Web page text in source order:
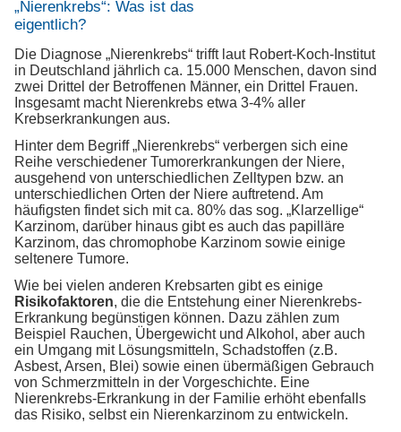
„Nierenkrebs“: Was ist das
eigentlich?
Die Diagnose „Nierenkrebs“ trifft laut Robert-Koch-Institut
in Deutschland jährlich ca. 15.000 Menschen, davon sind
zwei Drittel der Betroffenen Männer, ein Drittel Frauen.
Insgesamt macht Nierenkrebs etwa 3-4% aller
Krebserkrankungen aus.
Hinter dem Begriff „Nierenkrebs“ verbergen sich eine
Reihe verschiedener Tumorerkrankungen der Niere,
ausgehend von unterschiedlichen Zelltypen bzw. an
unterschiedlichen Orten der Niere auftretend. Am
häufigsten findet sich mit ca. 80% das sog. „Klarzellige“
Karzinom, darüber hinaus gibt es auch das papilläre
Karzinom, das chromophobe Karzinom sowie einige
seltenere Tumore.
Wie bei vielen anderen Krebsarten gibt es einige
Risikofaktoren, die die Entstehung einer Nierenkrebs-
Erkrankung begünstigen können. Dazu zählen zum
Beispiel Rauchen, Übergewicht und Alkohol, aber auch
ein Umgang mit Lösungsmitteln, Schadstoffen (z.B.
Asbest, Arsen, Blei) sowie einen übermäßigen Gebrauch
von Schmerzmitteln in der Vorgeschichte. Eine
Nierenkrebs-Erkrankung in der Familie erhöht ebenfalls
das Risiko, selbst ein Nierenkarzinom zu entwickeln.